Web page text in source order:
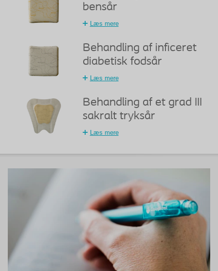
bensår
Læs mere
Behandling af inficeret
diabetisk fodsår
Læs mere
Behandling af et grad III
sakralt tryksår
Læs mere